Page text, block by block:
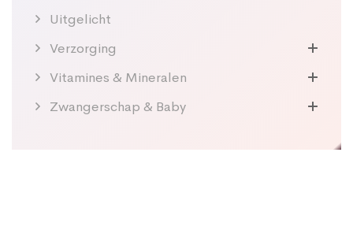
Uitgelicht
Verzorging
Vitamines & Mineralen
Zwangerschap & Baby